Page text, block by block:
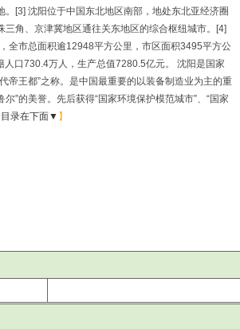
[3] 沈阳位于中国东北地区南部，地处东北亚经济圈
角、京津冀地区通往关东地区的综合枢纽城市。[4]
全市总面积逾12948平方公里，市区面积3495平方公
口730.4万人，生产总值7280.5亿元。 沈阳是国家
帝王都”之称。是中国最重要的以装备制造业为主的重
”的美誉。先后获得“国家环境保护模范城市”、“国家
目录在下面▼ 】